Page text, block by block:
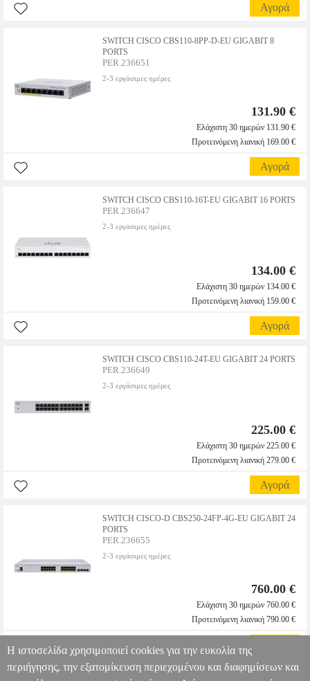
Αγορά
SWITCH CISCO CBS110-8PP-D-EU GIGABIT 8
PORTS
PER.236651
2-3 εργάσιμες ημέρες
131.90 €
Ελάχιστη 30 ημερών 131.90 €
Προτεινόμενη λιανική 169.00 €
Αγορά
SWITCH CISCO CBS110-16T-EU GIGABIT 16 PORTS
PER.236647
2-3 εργάσιμες ημέρες
134.00 €
Ελάχιστη 30 ημερών 134.00 €
Προτεινόμενη λιανική 159.00 €
Αγορά
SWITCH CISCO CBS110-24T-EU GIGABIT 24 PORTS
PER.236649
2-3 εργάσιμες ημέρες
225.00 €
Ελάχιστη 30 ημερών 225.00 €
Προτεινόμενη λιανική 279.00 €
Αγορά
SWITCH CISCO-D CBS250-24FP-4G-EU GIGABIT 24
PORTS
PER.236655
2-3 εργάσιμες ημέρες
760.00 €
Ελάχιστη 30 ημερών 760.00 €
Προτεινόμενη λιανική 790.00 €
Η ιστοσελίδα χρησιμοποιεί cookies για την ευκολία της
περιήγησης, την εξατομίκευση περιεχομένου και διαφημίσεων και